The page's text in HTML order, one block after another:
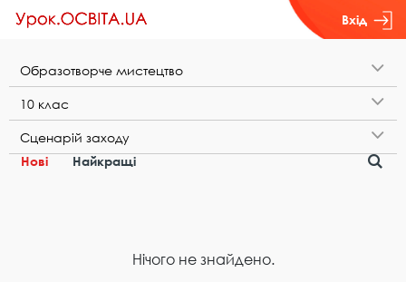
Вхід
О​б​р​а​з​о​т​в​о​р​ч​е​ ​м​и​с​т​е​ц​т​в​о
1​0​ ​к​л​а​с
С​ц​е​н​а​р​і​й​ ​з​а​х​о​д​у
Нові
Найкращі
Нічого не знайдено.